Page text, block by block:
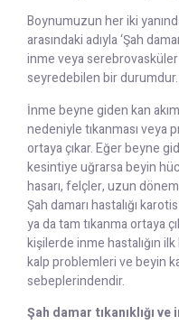
Boynumuzun her iki
arasındaki adıyla ‘Şah
inme veya
seyredebilen bir durumdur.
İnme beyne giden kan
nedeniyle tıkanması veya
ortaya çıkar. Eğer beyne
kesintiye uğrarsa beyin
hasarı, felçler, uzun
Şah damarı hastalığı
ya da tam tıkanma ortaya
kişilerde inme hastalığın
kalp problemleri ve beyin
sebeplerindendir.
Şah damar tıkanıklığı